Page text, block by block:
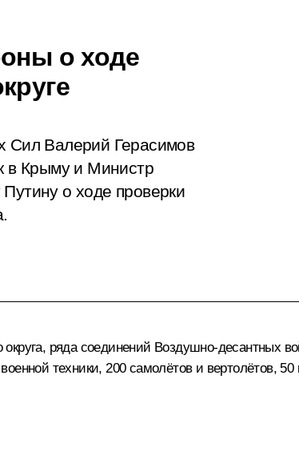
о ходе
Сил Валерий Герасимов
в Крыму и Министр
о ходе проверки
округа, ряда соединений Воздушно-десантных
техники, 200 самолётов и вертолётов,